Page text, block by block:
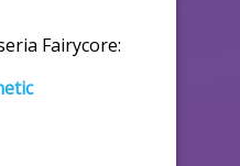
Fairycore: